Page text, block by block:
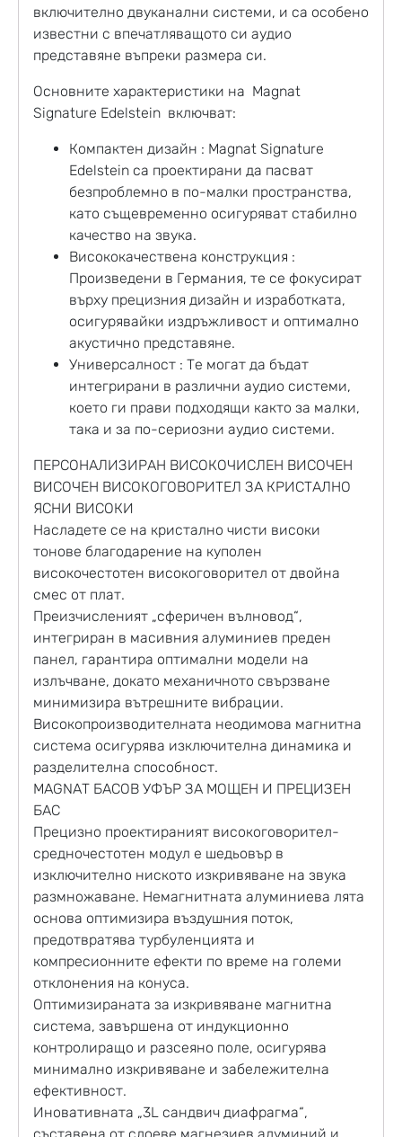
включително двуканални системи, и са особено
известни с впечатляващото си аудио
представяне въпреки размера си.
Основните характеристики на Magnat
Signature Edelstein включват:
Компактен дизайн : Magnat Signature
Edelstein са проектирани да пасват
безпроблемно в по-малки пространства,
като същевременно осигуряват стабилно
качество на звука.
Висококачествена конструкция :
Произведени в Германия, те се фокусират
върху прецизния дизайн и изработката,
осигурявайки издръжливост и оптимално
акустично представяне.
Универсалност : Те могат да бъдат
интегрирани в различни аудио системи,
което ги прави подходящи както за малки,
така и за по-сериозни аудио системи.
ПЕРСОНАЛИЗИРАН ВИСОКОЧИСЛЕН ВИСОЧЕН
ВИСОЧЕН ВИСОКОГОВОРИТЕЛ ЗА КРИСТАЛНО
ЯСНИ ВИСОКИ
Насладете се на кристално чисти високи
тонове благодарение на куполен
високочестотен високоговорител от двойна
смес от плат.
Преизчисленият „сферичен вълновод“,
интегриран в масивния алуминиев преден
панел, гарантира оптимални модели на
излъчване, докато механичното свързване
минимизира вътрешните вибрации.
Високопроизводителната неодимова магнитна
система осигурява изключителна динамика и
разделителна способност.
MAGNAT БАСОВ УФЪР ЗА МОЩЕН И ПРЕЦИЗЕН
БАС
Прецизно проектираният високоговорител-
средночестотен модул е шедьовър в
изключително ниското изкривяване на звука
размножаване. Немагнитната алуминиева лята
основа оптимизира въздушния поток,
предотвратява турбуленцията и
компресионните ефекти по време на големи
отклонения на конуса.
Оптимизираната за изкривяване магнитна
система, завършена от индукционно
контролиращо и разсеяно поле, осигурява
минимално изкривяване и забележителна
ефективност.
Иновативната „3L сандвич диафрагма“,